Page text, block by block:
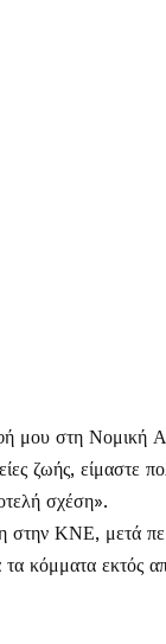
μου στη Νομική
ζωής,
σχέση».
στην ΚΝΕ, μετά
κόμματα εκτός